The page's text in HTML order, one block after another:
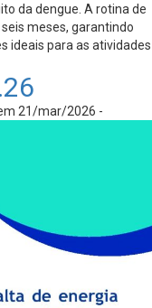
da dengue. A rotina de
meses, garantindo
ideais para as atividades
21/mar/2026 -